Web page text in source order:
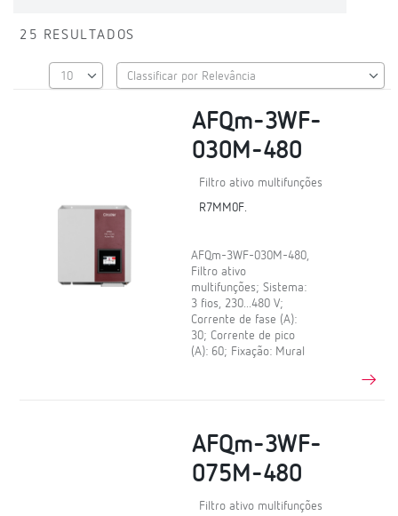
25 RESULTADOS
AFQm-3WF-
030M-480
Filtro ativo multifunções
R7MM0F.
AFQm-3WF-030M-480,
Filtro ativo
multifunções; Sistema:
3 fios, 230...480 V;
Corrente de fase (A):
30; Corrente de pico
(A): 60; Fixação: Mural
AFQm-3WF-
075M-480
Filtro ativo multifunções